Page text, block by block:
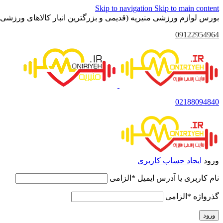
Skip to navigation Skip to main content
بورس لوازم ورزشی منیریه (قدیمی و بزرگترین انبار کالاهای ورزشی
09122954964
02188094840
ورود ایجاد حساب کاربری
نام کاربری یا آدرس ایمیل * الزامی
گذرواژه * الزامی
ورود